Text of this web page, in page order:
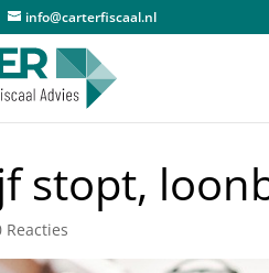
info@carterfiscaal.nl
stopt,
Reacties